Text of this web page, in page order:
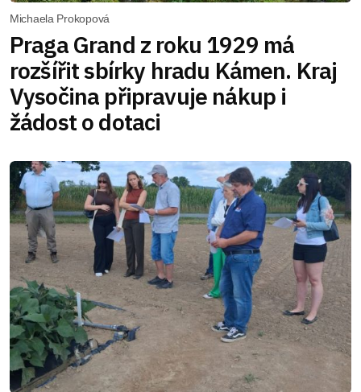
Michaela Prokopová
Praga Grand z roku 1929 má
rozšířit sbírky hradu Kámen. Kraj
Vysočina připravuje nákup i
žádost o dotaci